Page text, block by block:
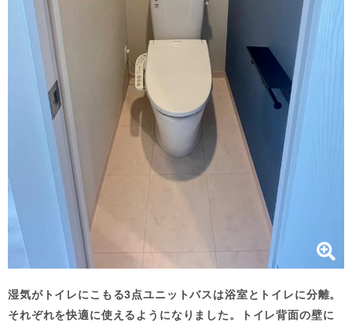
湿気がトイレにこもる3点ユニットバスは浴室とトイレに分離。
それぞれを快適に使えるようになりました。トイレ背面の壁に